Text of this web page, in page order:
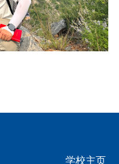
学校主页